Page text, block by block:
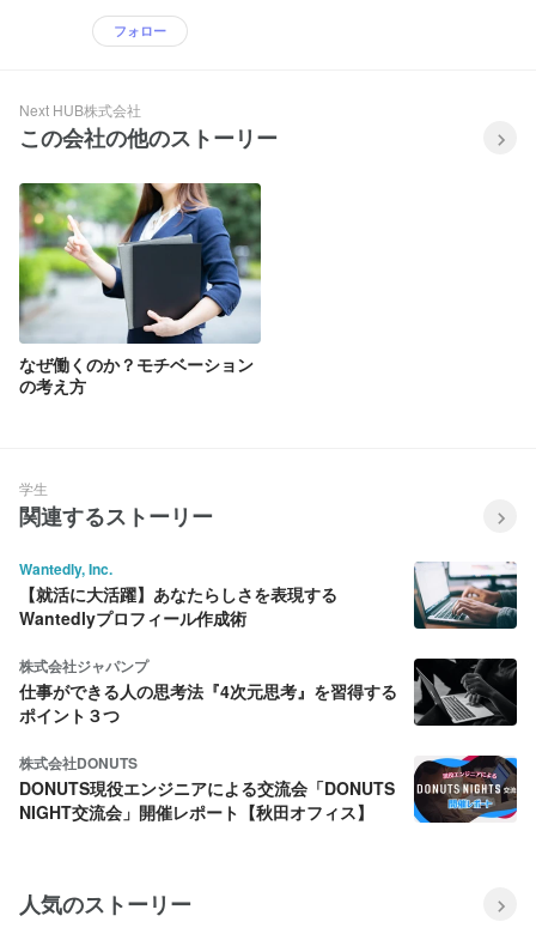
フォロー
Next HUB株式会社
この会社の他のストーリー
なぜ働くのか？モチベーション
の考え方
学生
関連するストーリー
Wantedly, Inc.
【就活に大活躍】あなたらしさを表現する
Wantedlyプロフィール作成術
株式会社ジャパンプ
仕事ができる人の思考法『4次元思考』を習得する
ポイント３つ
株式会社DONUTS
DONUTS現役エンジニアによる交流会「DONUTS
NIGHT交流会」開催レポート【秋田オフィス】
人気のストーリー